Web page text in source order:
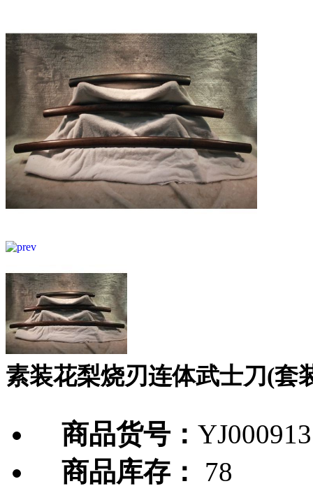
素装花梨烧刃连体武士刀(套
商品货号： YJ000913
商品库存：
78